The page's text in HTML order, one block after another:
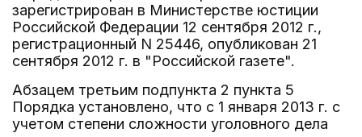
зарегистрирован в Министерстве юстиции
Российской Федерации 12 сентября 2012 г.,
регистрационный N 25446, опубликован 21
сентября 2012 г. в "Российской газете".
Абзацем третьим подпункта 2 пункта 5
Порядка установлено, что с 1 января 2013 г. с
учетом степени сложности уголовного дела